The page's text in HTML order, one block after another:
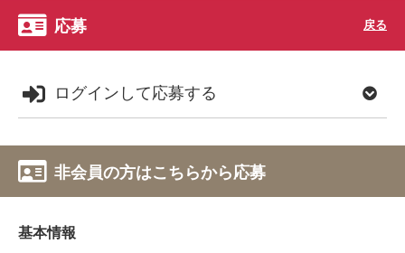
北海道・東北版
応募 戻る
ログインして応募する
非会員の方はこちらから応募
基本情報